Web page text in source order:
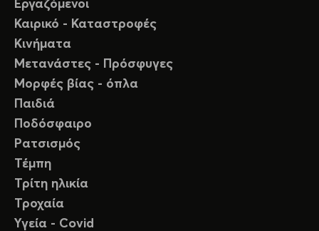
Εργαζόμενοι
Καιρικό - Καταστροφές
Κινήματα
Μετανάστες - Πρόσφυγες
Μορφές βίας - όπλα
Παιδιά
Ποδόσφαιρο
Ρατσισμός
Τέμπη
Τρίτη ηλικία
Τροχαία
Υγεία - Covid